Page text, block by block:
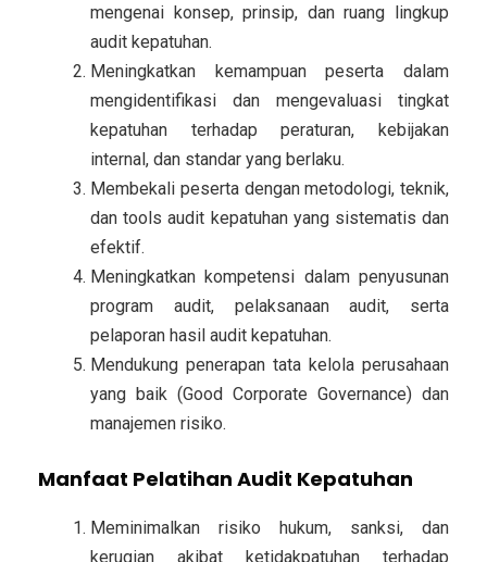
mengenai konsep, prinsip, dan ruang lingkup
audit kepatuhan.
Meningkatkan kemampuan peserta dalam
mengidentifikasi dan mengevaluasi tingkat
kepatuhan terhadap peraturan, kebijakan
internal, dan standar yang berlaku.
Membekali peserta dengan metodologi, teknik,
dan tools audit kepatuhan yang sistematis dan
efektif.
Meningkatkan kompetensi dalam penyusunan
program audit, pelaksanaan audit, serta
pelaporan hasil audit kepatuhan.
Mendukung penerapan tata kelola perusahaan
yang baik (Good Corporate Governance) dan
manajemen risiko.
Manfaat Pelatihan Audit Kepatuhan
Meminimalkan risiko hukum, sanksi, dan
kerugian akibat ketidakpatuhan terhadap